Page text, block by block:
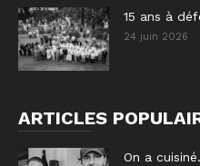
15 ans à
24 juin 2026
ARTICLES
On a